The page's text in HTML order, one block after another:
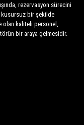
fiyatlarımız ve
tüm
hizmet
en
bir kadrodan
ve bu
sayesinde
rezervasyon sürecini
kusursuz bir şekilde
olan kaliteli personel,
bir araya gelmesidir.